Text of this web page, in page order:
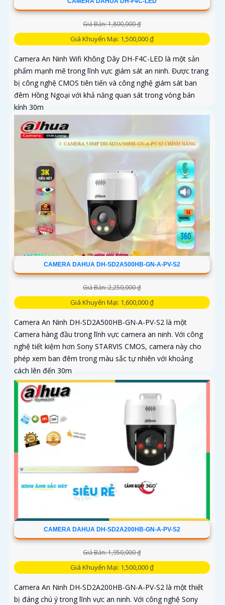
Giá Bán: 1,800,000 ₫
Giá Khuyến Mại: 1,500,000 ₫
Camera An Ninh Wifi Không Dây DH-F4C-LED là một sản
phẩm mạnh mẽ trong lĩnh vực giám sát an ninh. Được trang
bị công nghệ CMOS tiên tiến và công nghệ giám sát ban
đêm Hồng Ngoại với khả năng quan sát trong vòng bán
kính 30m
CAMERA DAHUA DH-SD2A500HB-GN-A-PV-S2
Giá Bán: 2,250,000 ₫
Giá Khuyến Mại: 1,600,000 ₫
Camera An Ninh DH-SD2A500HB-GN-A-PV-S2 là một
Camera hàng đầu trong lĩnh vực camera an ninh. Với công
nghệ tiết kiệm hơn Sony STARVIS CMOS, camera này cho
phép xem ban đêm trong màu sắc tự nhiên với khoảng
cách lên đến 30m
CAMERA DAHUA DH-SD2A200HB-GN-A-PV-S2
Giá Bán: 1,950,000 ₫
Giá Khuyến Mại: 1,500,000 ₫
Camera An Ninh DH-SD2A200HB-GN-A-PV-S2 là một thiết
bị đáng chú ý trong lĩnh vực an ninh. Với công nghệ Sony